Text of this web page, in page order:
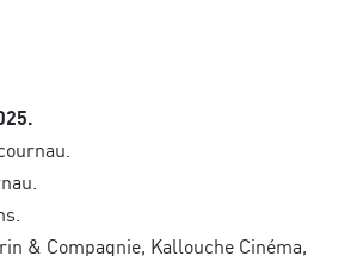
& Compagnie, Kallouche Cinéma,